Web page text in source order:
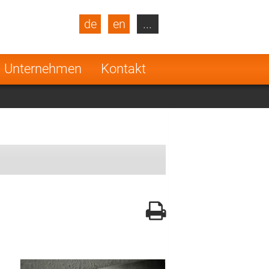
Unternehmen Kontakt
de en
Turkey
Netherlands
...